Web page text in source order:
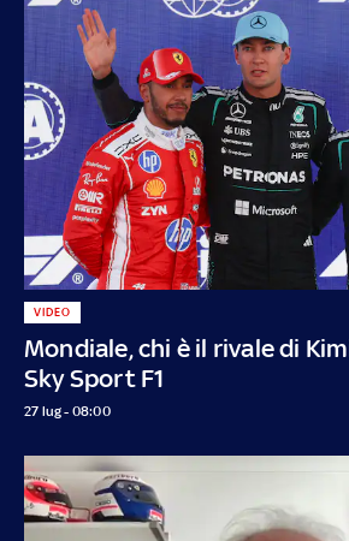
Mondiale, chi è il rivale di
Sky Sport F1
VIDEO
27 lug - 08:00